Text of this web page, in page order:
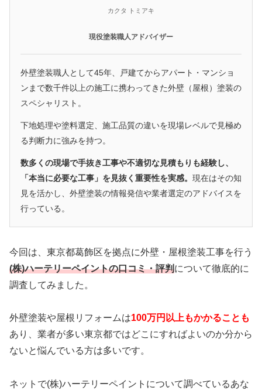
カクタ トミアキ
現役塗装職人アドバイザー
外壁塗装職人として45年、戸建てからアパート・マンショ
ンまで数千件以上の施工に携わってきた外壁（屋根）塗装の
スペシャリスト。
下地処理や塗料選定、施工品質の違いを現場レベルで見極め
る判断力に強みを持つ。
数多くの現場で手抜き工事や不適切な見積もりも経験し、
「本当に必要な工事」を見抜く重要性を実感。 現在はその知
見を活かし、外壁塗装の情報発信や業者選定のアドバイスを
行っている。
今回は、東京都葛飾区を拠点に外壁・屋根塗装工事を行う
(株)ハーテリーペイントの口コミ・評判について徹底的に
調査してみました。
外壁塗装や屋根リフォームは100万円以上もかかることも
あり、業者が多い東京都ではどこにすればよいのか分から
ないと悩んでいる方は多いです。
ネットで(株)ハーテリーペイントについて調べているあな